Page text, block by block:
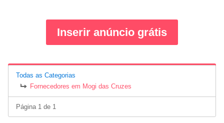
Inserir anúncio grátis
Todas as Categorias
Fornecedores em Mogi das Cruzes
Página 1 de 1